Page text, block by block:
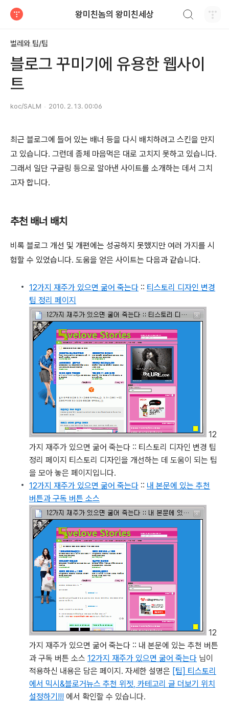
왕미친놈의 왕미친세상
벌레와 팁/팁
블로그 꾸미기에 유용한 웹사이
트
koc/SALM 2010. 2. 13. 00:06
최근 블로그에 들어 있는 배너 등을 다시 배치하려고 스킨을 만지
고 있습니다. 그런데 좀체 마음먹은 대로 고치지 못하고 있습니다.
그래서 일단 구글링 등으로 알아낸 사이트를 소개하는 데서 그치
고자 합니다.
추천 배너 배치
비록 블로그 개선 및 개편에는 성공하지 못했지만 여러 가지를 시
험할 수 있었습니다. 도움을 얻은 사이트는 다음과 같습니다.
12가지 재주가 있으면 굶어 죽는다 :: 티스토리 디자인 변경
팁 정리 페이지
12
가지 재주가 있으면 굶어 죽는다 :: 티스토리 디자인 변경 팁
정리 페이지 티스토리 디자인을 개선하는 데 도움이 되는 팁
을 모아 놓은 페이지입니다.
12가지 재주가 있으면 굶어 죽는다 :: 내 본문에 있는 추천
버튼과 구독 버튼 소스
12
가지 재주가 있으면 굶어 죽는다 :: 내 본문에 있는 추천 버튼
과 구독 버튼 소스 12가지 재주가 있으면 굶어 죽는다 님이
적용하신 내용은 담은 페이지. 자세한 설명은 [팁] 티스토리
에서 믹시&블로거뉴스 추천 위젯, 카테고리 글 더보기 위치
설정하기!!! 에서 확인할 수 있습니다.